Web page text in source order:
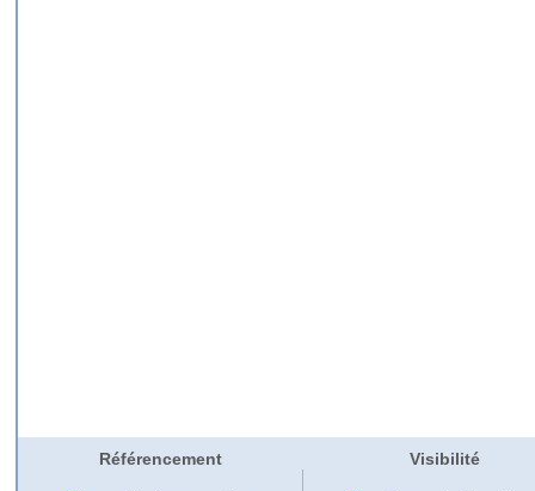
Référencement Visibilité